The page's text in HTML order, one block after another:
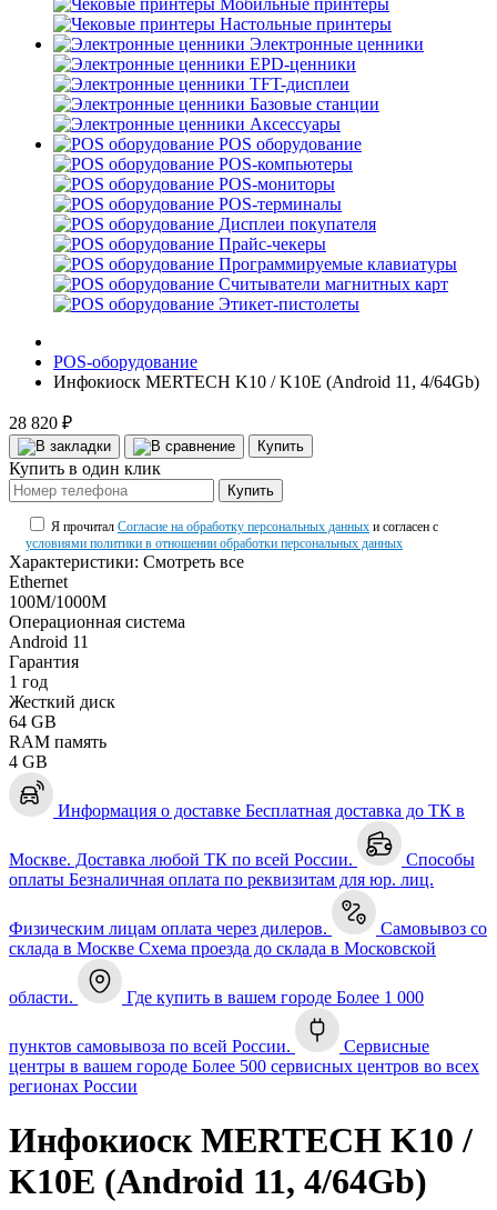
Настольные принтеры
Электронные ценники
EPD-ценники
TFT-дисплеи
Базовые станции
Аксессуары
POS оборудование
POS-компьютеры
POS-мониторы
POS-терминалы
Дисплеи покупателя
Прайс-чекеры
Программируемые клавиатуры
Считыватели магнитных карт
Этикет-пистолеты
POS-оборудование
Инфокиоск MERTECH K10 / K10E (Android 11, 4/64Gb)
28 820 ₽
Купить
Купить в один клик
Купить
Я прочитал Согласие на обработку персональных данных и согласен с
условиями политики в отношении обработки персональных данных
Характеристики: Смотреть все
Ethernet
100M/1000M
Операционная система
Android 11
Гарантия
1 год
Жесткий диск
64 GB
RAM память
4 GB
Информация о доставке Бесплатная доставка до ТК в
Москве. Доставка любой ТК по всей России.
Способы
оплаты Безналичная оплата по реквизитам для юр. лиц.
Физическим лицам оплата через дилеров.
Самовывоз со
склада в Москве Схема проезда до склада в Московской
области. Где купить в вашем городе Более 1 000
пунктов самовывоза по всей России.
Сервисные
центры в вашем городе Более 500 сервисных центров во всех
регионах России
Инфокиоск MERTECH K10 /
K10E (Android 11, 4/64Gb)